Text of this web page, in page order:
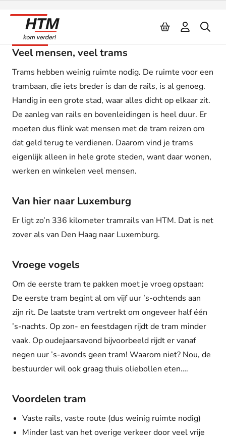
Trams
Veel mensen, veel trams
Trams hebben weinig ruimte nodig. De ruimte voor een
trambaan, die iets breder is dan de rails, is al genoeg.
Handig in een grote stad, waar alles dicht op elkaar zit.
De aanleg van rails en bovenleidingen is heel duur. Er
moeten dus flink wat mensen met de tram reizen om
dat geld terug te verdienen. Daarom vind je trams
eigenlijk alleen in hele grote steden, want daar wonen,
werken en winkelen veel mensen.
Van hier naar Luxemburg
Er ligt zo’n 336 kilometer tramrails van HTM. Dat is net
zover als van Den Haag naar Luxemburg.
Vroege vogels
Om de eerste tram te pakken moet je vroeg opstaan:
De eerste tram begint al om vijf uur ’s-ochtends aan
zijn rit. De laatste tram vertrekt om ongeveer half één
’s-nachts. Op zon- en feestdagen rijdt de tram minder
vaak. Op oudejaarsavond bijvoorbeeld rijdt er vanaf
negen uur ’s-avonds geen tram! Waarom niet? Nou, de
bestuurder wil ook graag thuis oliebollen eten….
Voordelen tram
Vaste rails, vaste route (dus weinig ruimte nodig)
Minder last van het overige verkeer door veel vrije